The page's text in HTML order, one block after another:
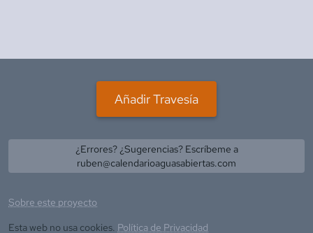
Añadir Travesía
¿Errores? ¿Sugerencias? Escríbeme a
ruben@calendarioaguasabiertas.com
Sobre este proyecto
Esta web no usa cookies. Política de Privacidad